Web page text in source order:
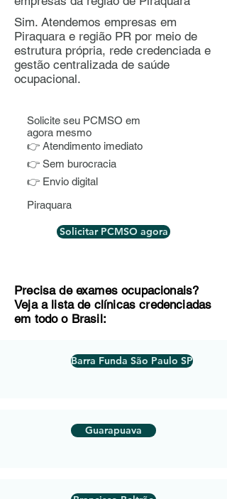
Sim. Atendemos empresas em
Piraquara e região PR por meio de
estrutura própria, rede credenciada e
gestão centralizada de saúde
ocupacional.
Solicite seu PCMSO em
agora mesmo
👉 Atendimento imediato
👉 Sem burocracia
👉 Envio digital
Piraquara
Solicitar PCMSO agora
Precisa de exames ocupacionais?
Veja a lista de clínicas credenciadas
em todo o Brasil:
Barra Funda São Paulo SP
Guarapuava